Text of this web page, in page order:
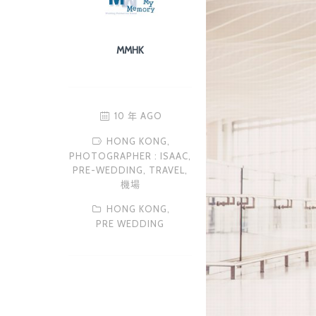
MMHK
10 年 AGO
HONG KONG,
PHOTOGRAPHER : ISAAC,
PRE-WEDDING,
TRAVEL,
機場
HONG KONG,
PRE WEDDING